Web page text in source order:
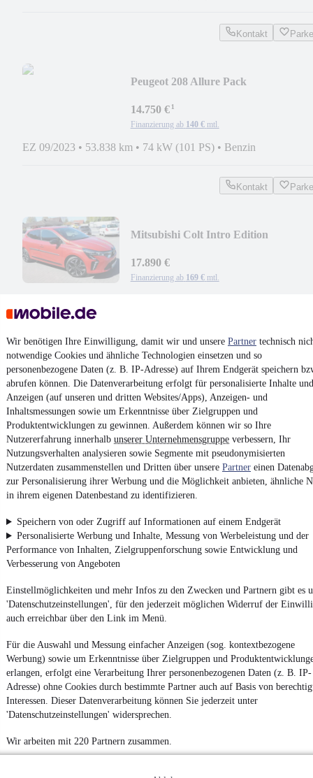
Wir benötigen Ihre Einwilligung, damit wir und unsere Partner technisch
notwendige Cookies und ähnliche Technologien einsetzen und so
personenbezogene Daten (z. B. IP-Adresse) auf Ihrem Endgerät speichern
abrufen können. Die Datenverarbeitung erfolgt für personalisierte Inhalte und
Anzeigen (auf unseren und dritten Websites/Apps), Anzeigen- und
Inhaltsmessungen sowie um Erkenntnisse über Zielgruppen und
Produktentwicklungen zu gewinnen. Außerdem können wir so Ihre
Nutzererfahrung innerhalb unserer Unternehmensgruppe verbessern, Ihr
Nutzungsverhalten analysieren sowie Segmente mit pseudonymisierten
Nutzerdaten zusammenstellen und Dritten über unsere Partner einen
zur Personalisierung ihrer Werbung und die Möglichkeit anbieten, ähnliche
in ihrem eigenen Datenbestand zu identifizieren.
Speichern von oder Zugriff auf Informationen auf einem Endgerät
Personalisierte Werbung und Inhalte, Messung von Werbeleistung und der
Performance von Inhalten, Zielgruppenforschung sowie Entwicklung und
Verbesserung von Angeboten
Einstellmöglichkeiten und mehr Infos zu den Zwecken und Partnern gibt es
'Datenschutzeinstellungen', für den jederzeit möglichen Widerruf der
auch erreichbar über den Link im Menü.
Für die Auswahl und Messung einfacher Anzeigen (sog. kontextbezogene
Werbung) sowie um Erkenntnisse über Zielgruppen und
erlangen, erfolgt eine Verarbeitung Ihrer personenbezogenen Daten (z. B. IP-
Adresse) ohne Cookies durch bestimmte Partner auch auf Basis von
Interessen. Dieser Datenverarbeitung können Sie jederzeit unter
'Datenschutzeinstellungen' widersprechen.
Wir arbeiten mit 220 Partnern zusammen.
Kontakt
Peugeot 208 Allure Pack
14.750 €¹
Finanzierung ab 140 € mtl.
EZ 09/2023 • 53.838 km • 74 kW (101 PS) • Benzin
Kontakt
Mitsubishi Colt Intro Edition
17.890 €
Finanzierung ab 169 € mtl.
Kontakt
MwSt. ausweisbar
4.6 Sterne
Nutze mobile.de schnell und einfach
App installieren
AGB
Vertrag widerrufen
Datenschutzeinstellungen
Erklärung zur Barrierefreiheit
Powered by
Weitere Fahrzeuge gibt es auf mobile.de, dem Marktplatz für